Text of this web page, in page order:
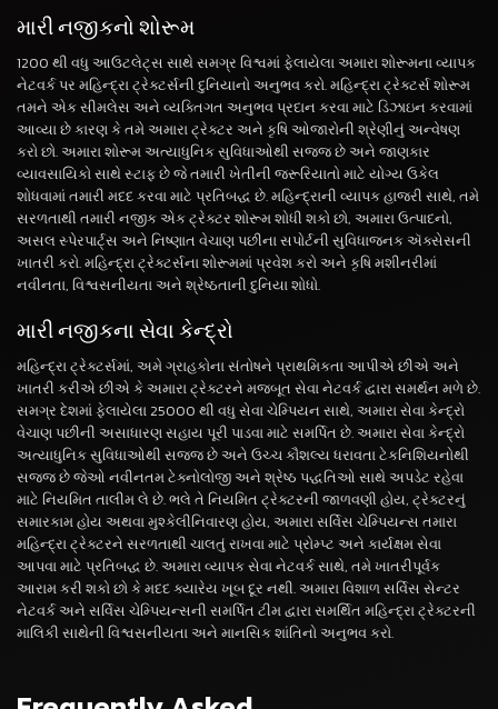
મારી નજીકનો શોરૂમ
1200 થી વધુ આઉટલેટ્સ સાથે સમગ્ર વિશ્વમાં ફેલાયેલા અમારા શોરૂમના વ્યાપક
નેટવર્ક પર મહિન્દ્રા ટ્રેક્ટર્સની દુનિયાનો અનુભવ કરો. મહિન્દ્રા ટ્રેક્ટર્સ શોરૂમ
તમને એક સીમલેસ અને વ્યક્તિગત અનુભવ પ્રદાન કરવા માટે ડિઝાઇન કરવામાં
આવ્યા છે કારણ કે તમે અમારા ટ્રેક્ટર અને કૃષિ ઓજારોની શ્રેણીનું અન્વેષણ
કરો છો. અમારા શોરૂમ અત્યાધુનિક સુવિધાઓથી સજ્જ છે અને જાણકાર
વ્યાવસાયિકો સાથે સ્ટાફ છે જે તમારી ખેતીની જરૂરિયાતો માટે યોગ્ય ઉકેલ
શોધવામાં તમારી મદદ કરવા માટે પ્રતિબદ્ધ છે. મહિન્દ્રાની વ્યાપક હાજરી સાથે, તમે
સરળતાથી તમારી નજીક એક ટ્રેક્ટર શોરૂમ શોધી શકો છો, અમારા ઉત્પાદનો,
અસલ સ્પેરપાર્ટ્સ અને નિષ્ણાત વેચાણ પછીના સપોર્ટની સુવિધાજનક ઍક્સેસની
ખાતરી કરો. મહિન્દ્રા ટ્રેક્ટર્સના શોરૂમમાં પ્રવેશ કરો અને કૃષિ મશીનરીમાં
નવીનતા, વિશ્વસનીયતા અને શ્રેષ્ઠતાની દુનિયા શોધો.
મારી નજીકના સેવા કેન્દ્રો
મહિન્દ્રા ટ્રેક્ટર્સમાં, અમે ગ્રાહકોના સંતોષને પ્રાથમિકતા આપીએ છીએ અને
ખાતરી કરીએ છીએ કે અમારા ટ્રેક્ટરને મજબૂત સેવા નેટવર્ક દ્વારા સમર્થન મળે છે.
સમગ્ર દેશમાં ફેલાયેલા 25000 થી વધુ સેવા ચેમ્પિયન સાથે, અમારા સેવા કેન્દ્રો
વેચાણ પછીની અસાધારણ સહાય પૂરી પાડવા માટે સમર્પિત છે. અમારા સેવા કેન્દ્રો
અત્યાધુનિક સુવિધાઓથી સજ્જ છે અને ઉચ્ચ કૌશલ્ય ધરાવતા ટેકનિશિયનોથી
સજ્જ છે જેઓ નવીનતમ ટેક્નોલોજી અને શ્રેષ્ઠ પદ્ધતિઓ સાથે અપડેટ રહેવા
માટે નિયમિત તાલીમ લે છે. ભલે તે નિયમિત ટ્રેક્ટરની જાળવણી હોય, ટ્રેક્ટરનું
સમારકામ હોય અથવા મુશ્કેલીનિવારણ હોય, અમારા સર્વિસ ચેમ્પિયન્સ તમારા
મહિન્દ્રા ટ્રેક્ટરને સરળતાથી ચાલતું રાખવા માટે પ્રોમ્પ્ટ અને કાર્યક્ષમ સેવા
આપવા માટે પ્રતિબદ્ધ છે. અમારા વ્યાપક સેવા નેટવર્ક સાથે, તમે ખાતરીપૂર્વક
આરામ કરી શકો છો કે મદદ ક્યારેય ખૂબ દૂર નથી. અમારા વિશાળ સર્વિસ સેન્ટર
નેટવર્ક અને સર્વિસ ચેમ્પિયન્સની સમર્પિત ટીમ દ્વારા સમર્થિત મહિન્દ્રા ટ્રેક્ટરની
માલિકી સાથેની વિશ્વસનીયતા અને માનસિક શાંતિનો અનુભવ કરો.